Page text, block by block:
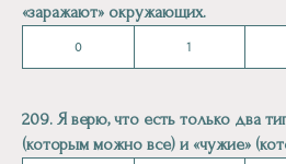
«заражают» окружающих.
0 1
209. Я верю, что есть только два
(которым можно все) и «чужие»